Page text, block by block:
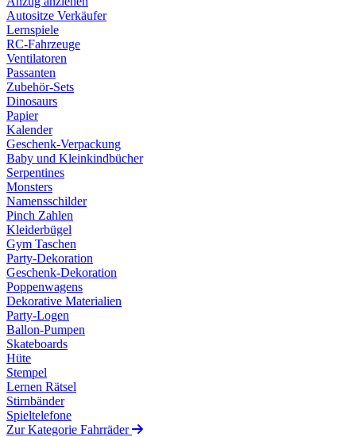
Autositze Verkäufer
Lernspiele
RC-Fahrzeuge
Ventilatoren
Passanten
Zubehör-Sets
Dinosaurs
Papier
Kalender
Geschenk-Verpackung
Baby und Kleinkindbücher
Serpentines
Monsters
Namensschilder
Pinch Zahlen
Kleiderbügel
Gym Taschen
Party-Dekoration
Geschenk-Dekoration
Poppenwagens
Dekorative Materialien
Party-Logen
Ballon-Pumpen
Skateboards
Hüte
Stempel
Lernen Rätsel
Stirnbänder
Spieltelefone
Zur Kategorie Fahrräder